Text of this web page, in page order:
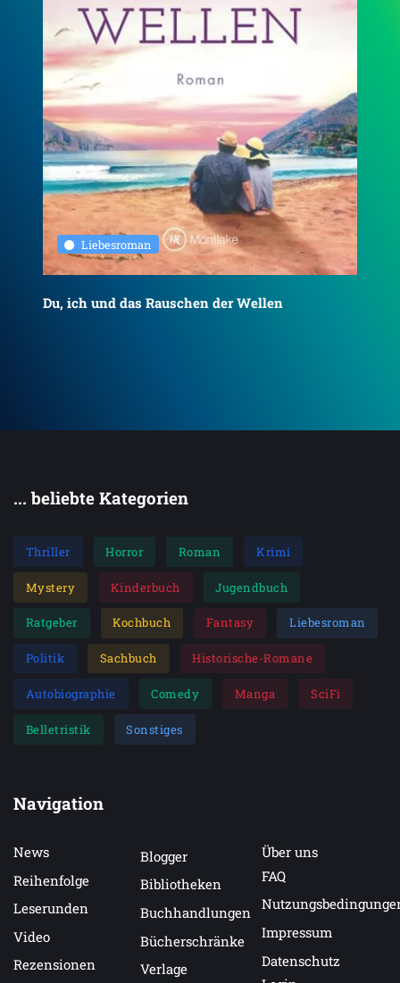
Liebesroman
Du, ich und das Rauschen der Wellen
... beliebte Kategorien
Thriller Horror Roman Krimi
Mystery Kinderbuch Jugendbuch
Ratgeber Kochbuch Fantasy Liebesroman
Politik Sachbuch Historische-Romane
Autobiographie Comedy Manga SciFi
Belletristik Sonstiges
Navigation
News
Reihenfolge
Leserunden
Video
Rezensionen
Blogger
Bibliotheken
Buchhandlungen
Bücherschränke
Verlage
Über uns
FAQ
Impressum
Datenschutz